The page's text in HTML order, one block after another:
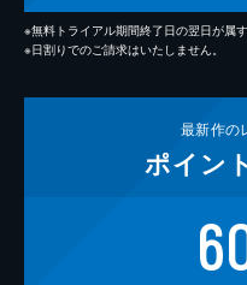
※無料トライアル期間終了日の翌日が属
※日割りでのご請求はいたしません。
最新作の
ポイント